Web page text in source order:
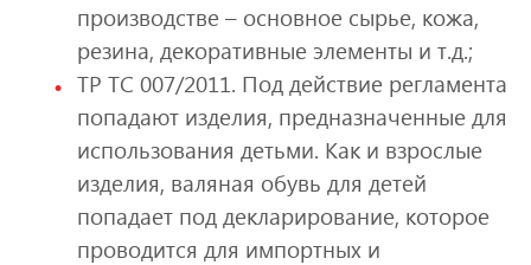
производстве – основное сырье, кожа,
резина, декоративные элементы и т.д.;
ТР ТС 007/2011. Под действие регламента
попадают изделия, предназначенные для
использования детьми. Как и взрослые
изделия, валяная обувь для детей
попадает под декларирование, которое
проводится для импортных и